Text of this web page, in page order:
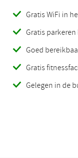
Gratis WiFi in
Gratis
Goed
Gratis
Gelegen in de